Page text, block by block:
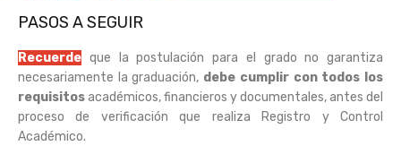
PASOS A SEGUIR
Recuerde que la postulación para el grado no garantiza
necesariamente la graduación, debe cumplir con todos los
requisitosacadémicos, financieros y documentales, antes del
proceso de verificación que realiza Registro y Control
Académico.